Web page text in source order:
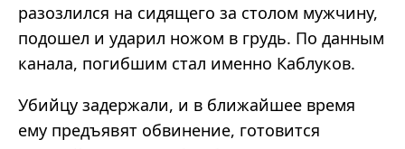
разозлился на сидящего за столом мужчину,
подошел и ударил ножом в грудь. По данным
канала, погибшим стал именно Каблуков.
Убийцу задержали, и в ближайшее время
ему предъявят обвинение, готовится